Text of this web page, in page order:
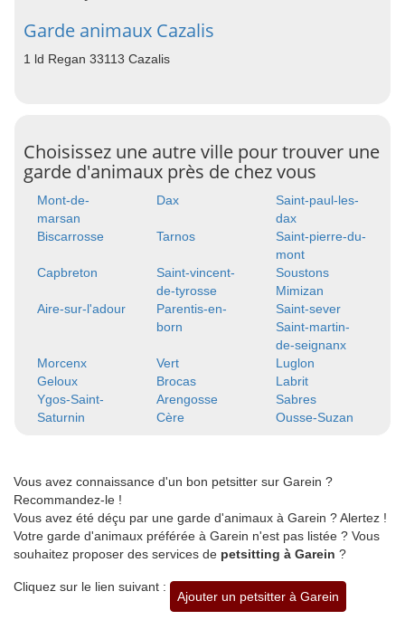
Garde animaux Cazalis
1 ld Regan 33113 Cazalis
Choisissez une autre ville pour trouver une
garde d'animaux près de chez vous
Mont-de-
marsan
Dax
Saint-paul-les-
dax
Biscarrosse
Tarnos
Saint-pierre-du-
mont
Capbreton
Saint-vincent-
de-tyrosse
Soustons
Mimizan
Aire-sur-l'adour
Parentis-en-
born
Saint-sever
Saint-martin-
de-seignanx
Morcenx
Vert
Luglon
Geloux
Brocas
Labrit
Ygos-Saint-
Saturnin
Arengosse
Sabres
Cère
Ousse-Suzan
Vous avez connaissance d'un bon petsitter sur Garein ?
Recommandez-le !
Vous avez été déçu par une garde d'animaux à Garein ? Alertez !
Votre garde d'animaux préférée à Garein n'est pas listée ? Vous
souhaitez proposer des services de petsitting à Garein ?
Cliquez sur le lien suivant :
Ajouter un petsitter à Garein